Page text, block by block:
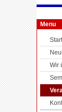
Menu
Wir